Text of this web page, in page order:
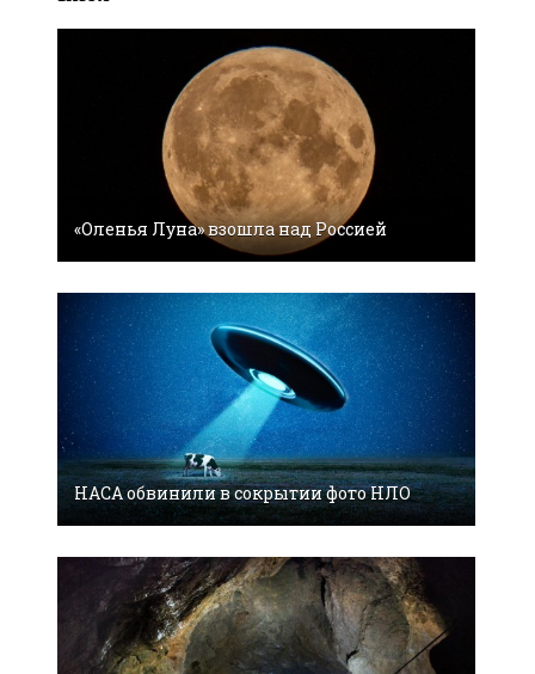
«Оленья Луна» взошла над Россией
НАСА обвинили в сокрытии фото НЛО